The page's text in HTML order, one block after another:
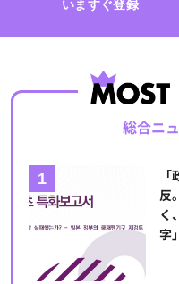
いますぐ登録
総合ニ
反
く
字